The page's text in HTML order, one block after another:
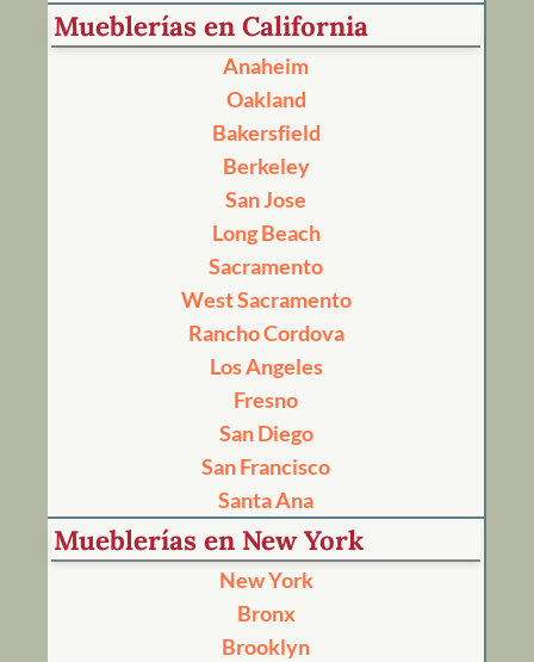
Mueblerías en California
Anaheim
Oakland
Bakersfield
Berkeley
San Jose
Long Beach
Sacramento
West Sacramento
Rancho Cordova
Los Angeles
Fresno
San Diego
San Francisco
Santa Ana
Mueblerías en New York
New York
Bronx
Brooklyn